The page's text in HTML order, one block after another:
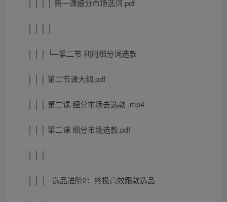
│ │ │ │ 第一课细分市场选词.pdf
│ │ │ └─第二节 利用细分词选款
│ │ │ 第二节课大纲.pdf
│ │ │ 第二课 细分市场去选款 .mp4
│ │ │ 第二课 细分市场选款.pdf
│ │ ├─选品进阶2：终极高效跟款选品